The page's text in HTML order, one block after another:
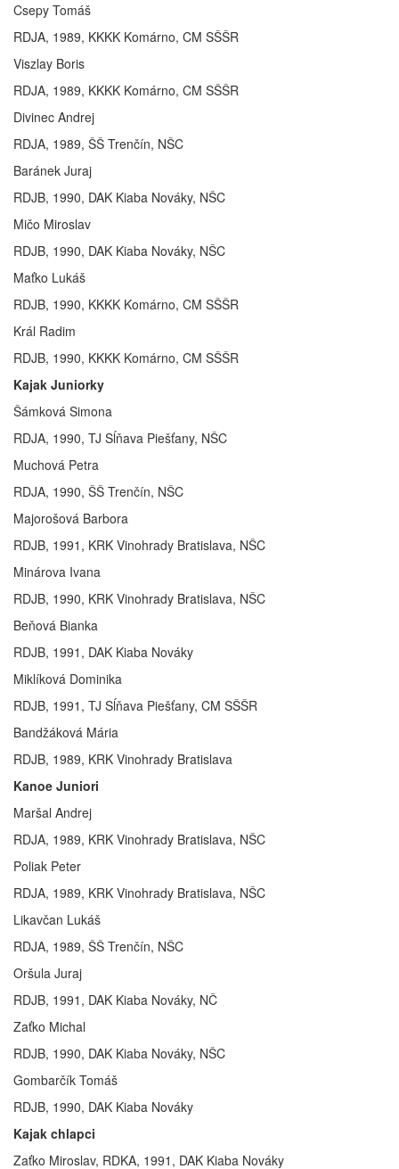
Csepy Tomáš
RDJA, 1989, KKKK Komárno, CM SŠŠR
Viszlay Boris
RDJA, 1989, KKKK Komárno, CM SŠŠR
Divinec Andrej
RDJA, 1989, ŠŠ Trenčín, NŠC
Baránek Juraj
RDJB, 1990, DAK Kiaba Nováky, NŠC
Mičo Miroslav
RDJB, 1990, DAK Kiaba Nováky, NŠC
Maťko Lukáš
RDJB, 1990, KKKK Komárno, CM SŠŠR
Král Radim
RDJB, 1990, KKKK Komárno, CM SŠŠR
Kajak Juniorky
Šámková Simona
RDJA, 1990, TJ Sĺňava Piešťany, NŠC
Muchová Petra
RDJA, 1990, ŠŠ Trenčín, NŠC
Majorošová Barbora
RDJB, 1991, KRK Vinohrady Bratislava, NŠC
Minárova Ivana
RDJB, 1990, KRK Vinohrady Bratislava, NŠC
Beňová Bianka
RDJB, 1991, DAK Kiaba Nováky
Miklíková Dominika
RDJB, 1991, TJ Sĺňava Piešťany, CM SŠŠR
Bandžáková Mária
RDJB, 1989, KRK Vinohrady Bratislava
Kanoe Juniori
Maršal Andrej
RDJA, 1989, KRK Vinohrady Bratislava, NŠC
Poliak Peter
RDJA, 1989, KRK Vinohrady Bratislava, NŠC
Likavčan Lukáš
RDJA, 1989, ŠŠ Trenčín, NŠC
Oršula Juraj
RDJB, 1991, DAK Kiaba Nováky, NČ
Zaťko Michal
RDJB, 1990, DAK Kiaba Nováky, NŠC
Gombarčík Tomáš
RDJB, 1990, DAK Kiaba Nováky
Kajak chlapci
Zaťko Miroslav, RDKA, 1991, DAK Kiaba Nováky